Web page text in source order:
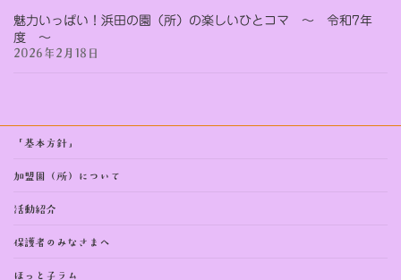
魅力いっぱい！浜田の園（所）の楽しいひとコマ ～ 令和7年
度 ～
2026年2月18日
「基本方針」
加盟園（所）について
活動紹介
保護者のみなさまへ
ほっと子ラム